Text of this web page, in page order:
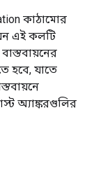
কাঠামোর
এই কলটি
হবে, যাতে
অ্যাঙ্করগুলির